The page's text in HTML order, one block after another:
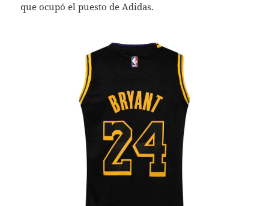
que ocupó el puesto de Adidas.